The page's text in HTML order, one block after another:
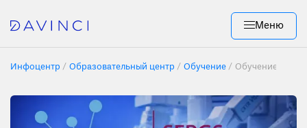
Меню
Инфоцентр Образовательный центр Обучение Обучение по